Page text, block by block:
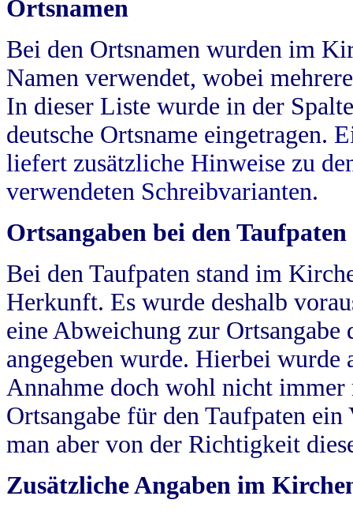
Ortsnamen
Bei den Ortsnamen wurden im
Namen verwendet, wobei
In dieser Liste wurde in der
deutsche Ortsname eingetragen.
liefert zusätzliche Hinweise zu
verwendeten Schreibvarianten.
Ortsangaben bei den Taufpaten
Bei den Taufpaten stand im
Herkunft. Es wurde deshalb
eine Abweichung zur
angegeben wurde. Hierbei wurde
Annahme doch wohl nicht
Ortsangabe für den Taufpaten
man aber von der Richtigkeit
Zusätzliche Angaben im